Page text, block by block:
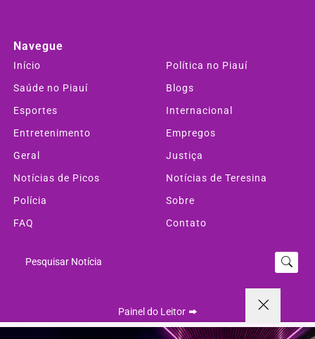
Navegue
Início
Política no Piauí
Saúde no Piauí
Blogs
Esportes
Internacional
Entretenimento
Empregos
Geral
Justiça
Notícias de Picos
Notícias de Teresina
Polícia
Sobre
FAQ
Contato
Pesquisar Notícia
Painel do Leitor